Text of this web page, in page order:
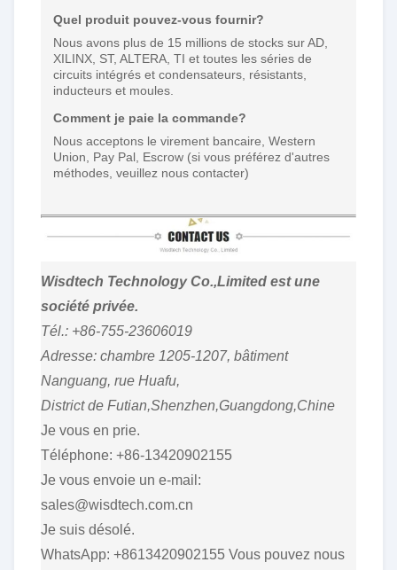
Quel produit pouvez-vous fournir?
Nous avons plus de 15 millions de stocks sur AD,
XILINX, ST, ALTERA, TI et toutes les séries de
circuits intégrés et condensateurs, résistants,
inducteurs et moules.
Comment je paie la commande?
Nous acceptons le virement bancaire, Western
Union, Pay Pal, Escrow (si vous préférez d'autres
méthodes, veuillez nous contacter)
Wisdtech Technology Co.,Limited est une
société privée.
Tél.: +86-755-23606019
Adresse: chambre 1205-1207, bâtiment
Nanguang, rue Huafu,
District de Futian,Shenzhen,Guangdong,Chine
Je vous en prie.
Téléphone: +86-13420902155
Je vous envoie un e-mail:
sales@wisdtech.com.cn
Je suis désolé.
WhatsApp: +8613420902155 Vous pouvez nous